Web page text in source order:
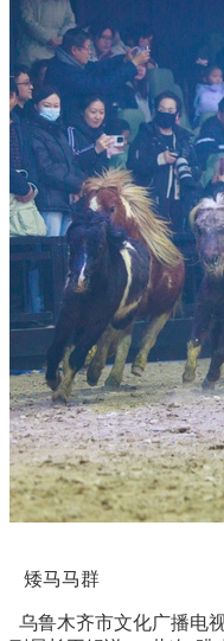
矮马马群
乌鲁木齐市文化广播电